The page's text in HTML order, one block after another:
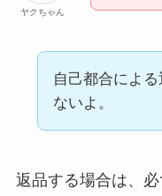
ヤクちゃん
自己都合によ
ないよ。
返品する場合は、